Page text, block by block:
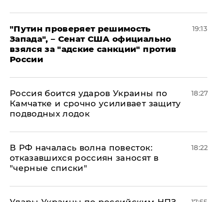
"Путин проверяет решимость
Запада", – Сенат США официально
взялся за "адские санкции" против
России
19:13
Россия боится ударов Украины по
Камчатке и срочно усиливает защиту
подводных лодок
18:27
​В РФ началась волна повесток:
отказавшихся россиян заносят в
"черные списки"
18:22